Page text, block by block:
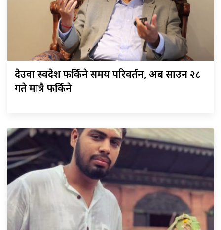
देउवा स्वदेश फर्किने समय परिवर्तन, अब साउन २८
गते मात्रै फर्किने